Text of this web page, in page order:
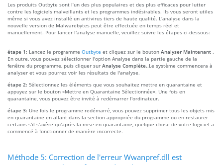
Les produits Outbyte sont l’un des plus populaires et des plus efficaces pour lutter
contre les logiciels malveillants et les programmes indésirables. Ils vous seront utiles
même si vous avez installé un antivirus tiers de haute qualité. L'analyse dans la
nouvelle version de Malwarebytes peut être effectuée en temps réel et
manuellement. Pour lancer l'analyse manuelle, veuillez suivre les étapes ci-dessous:
étape 1: Lancez le programme Outbyte et cliquez sur le bouton Analyser Maintenant .
En outre, vous pouvez sélectionner l'option Analyse dans la partie gauche de la
fenêtre du programme, puis cliquer sur Analyse Complète..Le système commencera à
analyser et vous pourrez voir les résultats de l'analyse.
étape 2: Sélectionnez les éléments que vous souhaitez mettre en quarantaine et
appuyez sur le bouton «Mettre en Quarantaine Sélectionnée». Une fois en
quarantaine, vous pouvez être invité à redémarrer l'ordinateur.
étape 3: Une fois le programme redémarré, vous pouvez supprimer tous les objets mis
en quarantaine en allant dans la section appropriée du programme ou en restaurer
certains s'il s'avère qu'après la mise en quarantaine, quelque chose de votre logiciel a
commencé à fonctionner de manière incorrecte.
Méthode 5: Correction de l'erreur Wwanpref.dll est